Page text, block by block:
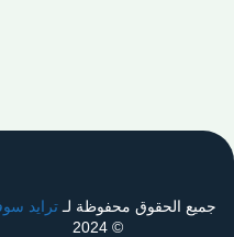
جميع الحقوق محفوظة لـترايد
© 2024